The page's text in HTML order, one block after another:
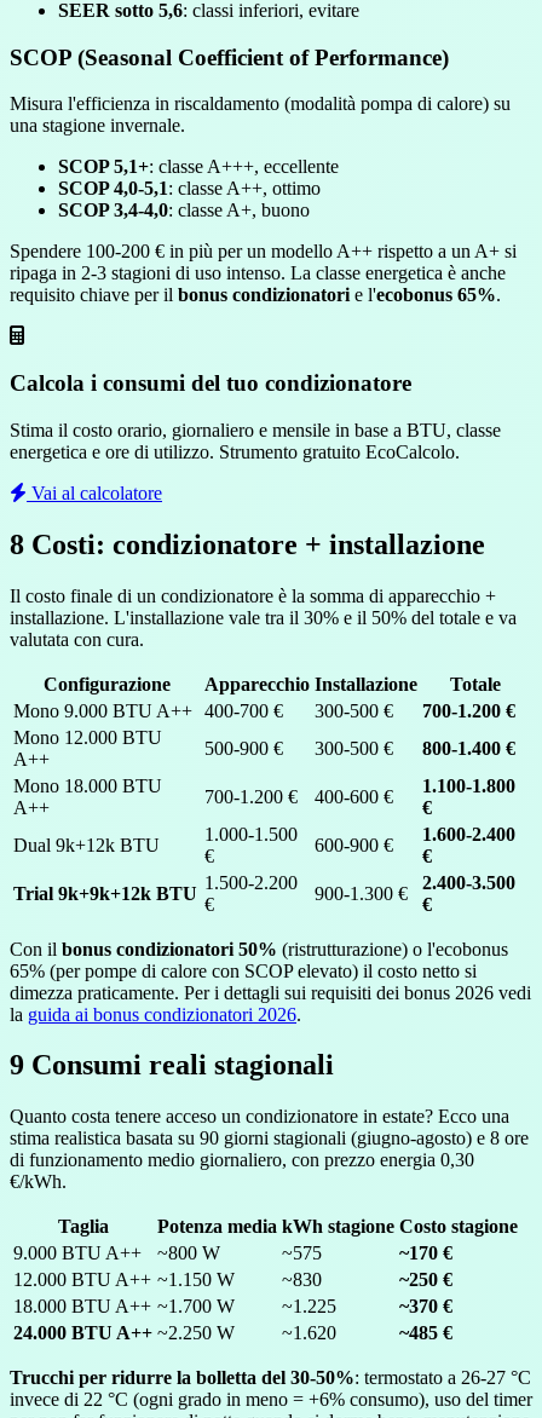
SEER sotto 5,6: classi inferiori, evitare
SCOP (Seasonal Coefficient of Performance)
Misura l'efficienza in riscaldamento (modalità pompa di calore) su
una stagione invernale.
SCOP 5,1+: classe A+++, eccellente
SCOP 4,0-5,1: classe A++, ottimo
SCOP 3,4-4,0: classe A+, buono
Spendere 100-200 € in più per un modello A++ rispetto a un A+ si
ripaga in 2-3 stagioni di uso intenso. La classe energetica è anche
requisito chiave per il bonus condizionatori e l'ecobonus 65%.
Calcola i consumi del tuo condizionatore
Stima il costo orario, giornaliero e mensile in base a BTU, classe
energetica e ore di utilizzo. Strumento gratuito EcoCalcolo.
Vai al calcolatore
8 Costi: condizionatore + installazione
Il costo finale di un condizionatore è la somma di apparecchio +
installazione. L'installazione vale tra il 30% e il 50% del totale e va
valutata con cura.
Configurazione Apparecchio Installazione
Totale
Mono 9.000 BTU A++ 400-700 € 300-500 €
700-1.200 €
Mono 12.000 BTU
A++
500-900 € 300-500 €
800-1.400 €
Mono 18.000 BTU
A++
700-1.200 € 400-600 €
1.100-1.800
€
Dual 9k+12k BTU
1.000-1.500
€
600-900 €
1.600-2.400
€
Trial 9k+9k+12k BTU
1.500-2.200
€
900-1.300 €
2.400-3.500
€
Con il bonus condizionatori 50% (ristrutturazione) o l'ecobonus
65% (per pompe di calore con SCOP elevato) il costo netto si
dimezza praticamente. Per i dettagli sui requisiti dei bonus 2026 vedi
la guida ai bonus condizionatori 2026.
9 Consumi reali stagionali
Quanto costa tenere acceso un condizionatore in estate? Ecco una
stima realistica basata su 90 giorni stagionali (giugno-agosto) e 8 ore
di funzionamento medio giornaliero, con prezzo energia 0,30
€/kWh.
Taglia Potenza media kWh stagione Costo stagione
9.000 BTU A++
~800 W ~575
~170 €
12.000 BTU A++ ~1.150 W ~830
~250 €
18.000 BTU A++ ~1.700 W ~1.225
~370 €
24.000 BTU A++ ~2.250 W ~1.620 ~485 €
Trucchi per ridurre la bolletta del 30-50%: termostato a 26-27 °C
invece di 22 °C (ogni grado in meno = +6% consumo), uso del timer